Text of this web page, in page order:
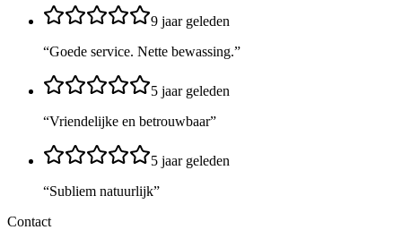
9 jaar geleden
“Goede service. Nette bewassing.”
5 jaar geleden
“Vriendelijke en betrouwbaar”
5 jaar geleden
“Subliem natuurlijk”
Contact